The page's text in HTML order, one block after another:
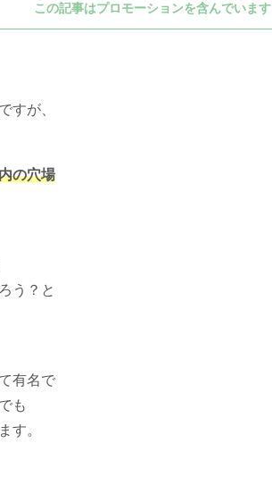
この記事はプロモーションを含んでいます
すが、
の穴場
う？と
有名で
も
す。